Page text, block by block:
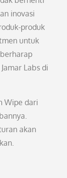
inovasi
produk
untuk
Labs di
Wipe dari
akan